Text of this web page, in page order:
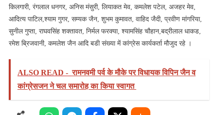
किलगारी, रंगलाल धनगर, अनिस मंसुरी, लियाकत मेव, कमलेश पटेल, अजहर मेव,
आदित्य पाटिल,श्याम गुगर, सम्यक जैन, शुभम कुमावत, वाहिद जैदी, प्रवीण मांगरिया,
सुनील गुप्ता, राघवसिंह शक्तावत, निर्मल फरक्या, श्यामसिंह चौहान,बद्रीलाल धाकड,
रमेश ब्रिजवानी, कमलेश जैन आदि बडी संख्या में कांग्रेस कार्यकर्ता मौजुद रहे ।
ALSO READ - रामनवमी पर्व के मौके पर विधायक विपिन जैन व
कांग्रेसजन ने चल समारोह का किया स्वागत